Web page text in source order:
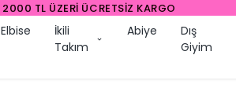
2000 TL ÜZERI ÜCRETSIZ KARGO
Elbise
İkili
Takım
Abiye
Dış
Giyim